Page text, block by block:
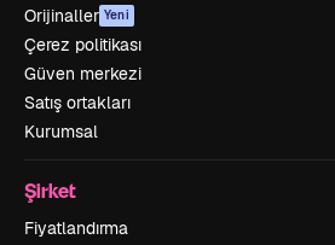
Orijinaller Yeni
Çerez politikası
Güven merkezi
Satış ortakları
Kurumsal
Şirket
Fiyatlandırma